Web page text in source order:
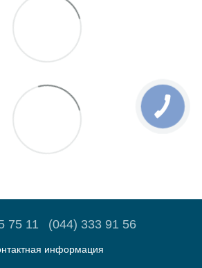
75 11 (044) 333 91 56
информация